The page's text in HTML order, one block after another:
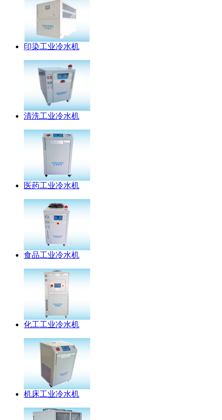
印染工业冷水机
清洗工业冷水机
医药工业冷水机
食品工业冷水机
化工工业冷水机
机床工业冷水机